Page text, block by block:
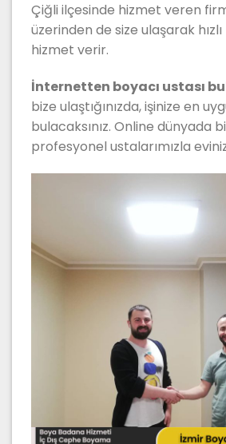
Çiğli ilçesinde hizmet veren
üzerinden de size ulaşarak
hizmet verir.
İnternetten boyacı ustası
bize ulaştığınızda, işinize en
bulacaksınız. Online dünyada
profesyonel ustalarımızla